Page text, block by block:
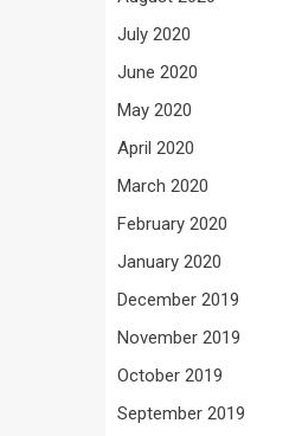
July 2020
June 2020
May 2020
April 2020
March 2020
February 2020
January 2020
December 2019
November 2019
October 2019
September 2019